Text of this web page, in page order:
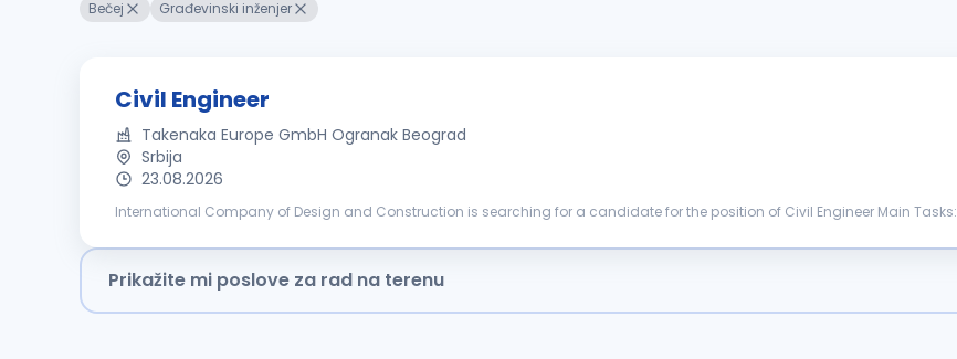
Bečej Građevinski inženjer
Civil Engineer
Takenaka Europe GmbH Ogranak Beograd
Srbija
23.08.2026
International Company of Design and Construction is searching for a candidate for the position of Civil Engineer Main Tasks: Managing and controlling the structural work on the
Prikažite mi poslove za rad na terenu